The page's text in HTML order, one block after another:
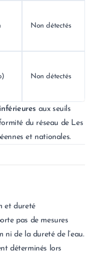
Non détectés
Non détectés
inférieures aux seuils
du réseau de Les
et nationales.
et dureté
pas de mesures
ni de la dureté de l’eau.
déterminés lors